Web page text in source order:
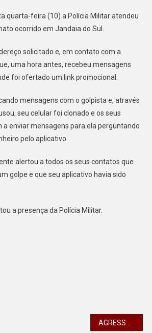
DO
UMA
quarta-feira (10) a Polícia Militar atendeu
ocorrido em Jandaia do Sul.
solicitado e, em contato com a
uma hora antes, recebeu mensagens
foi ofertado um link promocional.
mensagens com o golpista e, através
seu celular foi clonado e os seus
enviar mensagens para ela perguntando
pelo aplicativo.
alertou a todos os seus contatos que
golpe e que seu aplicativo havia sido
a presença da Polícia Militar.